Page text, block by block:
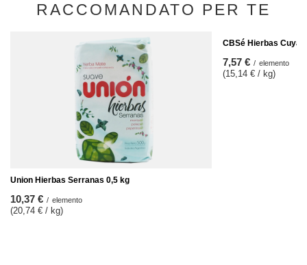
RACCOMANDATO PER TE
Union Hierbas Serranas 0,5 kg
10,37 € / elemento
(20,74 € / kg)
CBSé Hierbas
7,57 € / elemento
(15,14 € / kg)